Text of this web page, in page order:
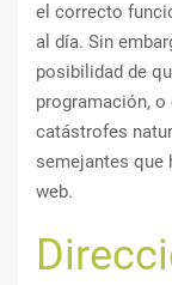
el correcto
al día. Sin
posibilidad de
programación, o
catástrofes
semejantes que
web.